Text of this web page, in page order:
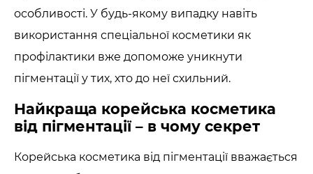
особливості. У будь-якому випадку навіть
використання спеціальної косметики як
профілактики вже допоможе уникнути
пігментації у тих, хто до неї схильний.
Найкраща корейська косметика
від пігментації – в чому секрет
Корейська косметика від пігментації вважається